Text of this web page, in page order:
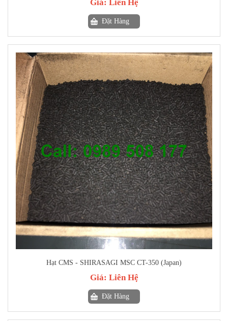
Giá: Liên Hệ
Đặt Hàng
Hạt CMS - SHIRASAGI MSC CT-350 (Japan)
Giá: Liên Hệ
Đặt Hàng